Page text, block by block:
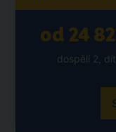
od 24
dospělí 2,